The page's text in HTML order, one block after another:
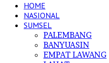
HOME
NASIONAL
SUMSEL
PALEMBANG
BANYUASIN
EMPAT LAWANG